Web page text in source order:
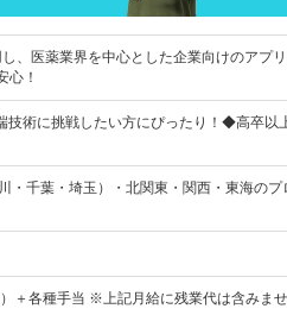
、医薬業界を中心とした企業向けのアプ
心！
技術に挑戦したい方にぴったり！◆高卒
・千葉・埼玉）・北関東・関西・東海のプ
＋各種手当 ※上記月給に残業代は含みま